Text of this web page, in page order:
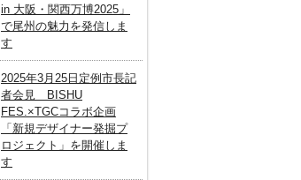
in 大阪・関西万博2025」
で尾州の魅力を発信しま
す
2025年3月25日定例市長記
者会見 BISHU
FES.×TGCコラボ企画
「新規デザイナー発掘プ
ロジェクト」を開催しま
す